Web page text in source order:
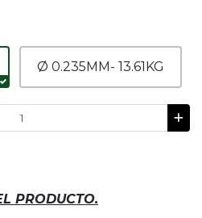
Ø 0.235MM- 13.61KG
PRODUCTO.